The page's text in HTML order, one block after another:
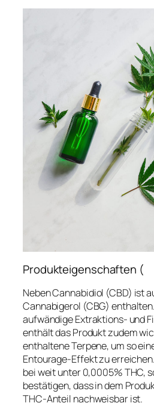
Produkteigenschaften (
Neben Cannabidiol (CBD) ist
Cannabigerol (CBG)
aufwändige Extraktions- und
enthält das Produkt zudem
enthaltene Terpene, um so
Entourage-Effekt zu
bei weit unter 0,0005% THC,
bestätigen, dass in dem
THC-Anteil nachweisbar ist.